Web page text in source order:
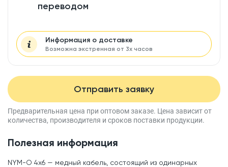
Отправить заявку
Предварительная цена при оптовом заказе. Цена зависит от
количества, производителя и сроков поставки продукции.
переводом
Информация о доставке
Возможна экстренная от 3х часов
Полезная информация
NYM-O 4x6 — медный кабель, состоящий из одинарных